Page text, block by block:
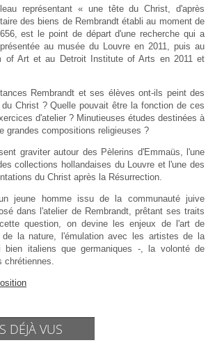
représentant « une tête du Christ, d'après
des biens de Rembrandt établi au moment de
est le point de départ d'une recherche qui a
au musée du Louvre en 2011, puis au
of Art et au Detroit Institute of Arts en 2011 et
Rembrandt et ses élèves ont-ils peint des
Christ ? Quelle pouvait être la fonction de ces
d'atelier ? Minutieuses études destinées à
grandes compositions religieuses ?
graviter autour des Pèlerins d'Emmaüs, l'une
collections hollandaises du Louvre et l'une des
du Christ après la Résurrection.
jeune homme issu de la communauté juive
dans l'atelier de Rembrandt, prêtant ses traits
question, on devine les enjeux de l'art de
de la nature, l'émulation avec les artistes de la
bien italiens que germaniques -, la volonté de
chrétiennes.
DÉJÀ VUS